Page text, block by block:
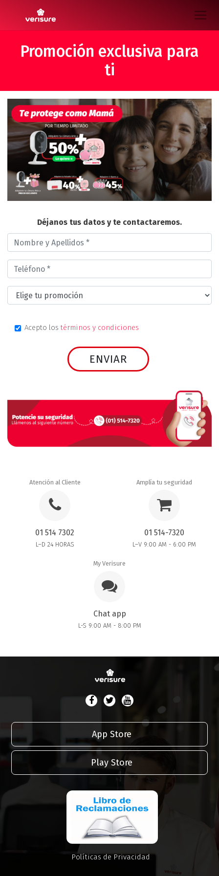
Promoción exclusiva para
ti
Déjanos tus datos y te contactaremos.
Acepto lostérminos y condiciones
Atención al Cliente
01 514 7302
L–D 24 HORAS
Amplía tu seguridad
01 514-7320
L–V 9:00 AM - 6:00 PM
My Verisure
Chat app
L-S 9:00 AM - 8:00 PM
App Store
Play Store
Políticas de Privacidad